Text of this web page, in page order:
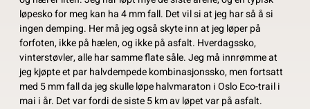
løpesko for meg kan ha 4 mm fall. Det vil si at jeg har så å si
ingen demping. Her må jeg også skyte inn at jeg løper på
forfoten, ikke på hælen, og ikke på asfalt. Hverdagssko,
vinterstøvler, alle har samme flate såle. Jeg må innrømme at
jeg kjøpte et par halvdempede kombinasjonssko, men fortsatt
med 5 mm fall da jeg skulle løpe halvmaraton i Oslo Eco-trail i
mai i år. Det var fordi de siste 5 km av løpet var på asfalt.